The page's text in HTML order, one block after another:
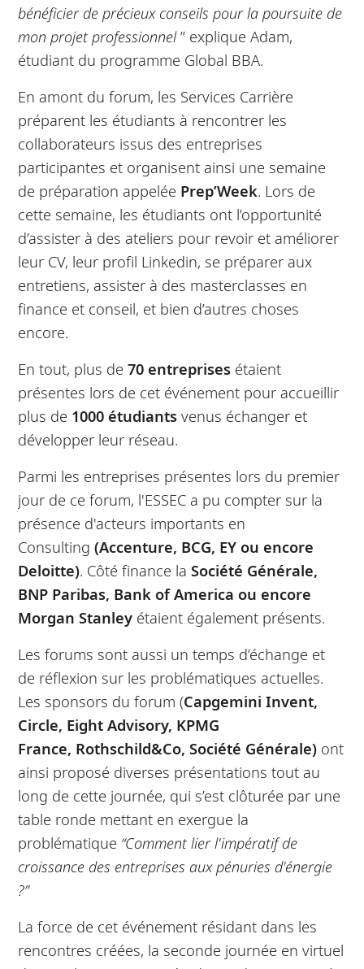
bénéficier de précieux conseils pour la poursuite de
mon projet professionnel” explique Adam,
étudiant du programme Global BBA.
En amont du forum, les Services Carrière
préparent les étudiants à rencontrer les
collaborateurs issus des entreprises
participantes et organisent ainsi une semaine
de préparation appelée Prep’Week. Lors de
cette semaine, les étudiants ont l’opportunité
d’assister à des ateliers pour revoir et améliorer
leur CV, leur profil Linkedin, se préparer aux
entretiens, assister à des masterclasses en
finance et conseil, et bien d’autres choses
encore.
En tout, plus de70 entreprises étaient
présentes lors de cet événement pour accueillir
plus de 1000 étudiants venus échanger et
développer leur réseau.
Parmi les entreprises présentes lors du premier
jour de ce forum, l'ESSEC a pu compter sur la
présence d'acteurs importants en
Consulting (Accenture, BCG, EY ou encore
Deloitte). Côté finance laSociété Générale,
BNP Paribas, Bank of America ou encore
Morgan Stanley étaient également présents.
Les forums sont aussi un temps d’échange et
de réflexion sur les problématiques actuelles.
Les sponsors du forum (Capgemini Invent,
Circle, Eight Advisory, KPMG
France, Rothschild&Co, Société Générale) ont
ainsi proposé diverses présentations tout au
long de cette journée, qui s’est clôturée par une
table ronde mettant en exergue la
problématique “Comment lier l'impératif de
croissance des entreprises aux pénuries d'énergie
?”
La force de cet événement résidant dans les
rencontres créées, la seconde journée en virtuel